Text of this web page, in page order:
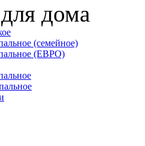
дома
(семейное)
(ЕВРО)